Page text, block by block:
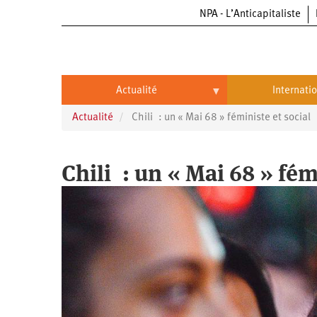
NPA - L’Anticapitaliste
Actualité
Actualité
Entreprises
Entreprises
Automobile
Aéronautique
Commerce
Oppressions
Oppressions
Antiracisme
Féminisme
Économie
Écologie
Éducation
International
Chine
États-
Unis
Continents
Continents
Afrique
Actualité Chili : un « Mai 68 » féministe et social
Chili : un « Mai 68 »